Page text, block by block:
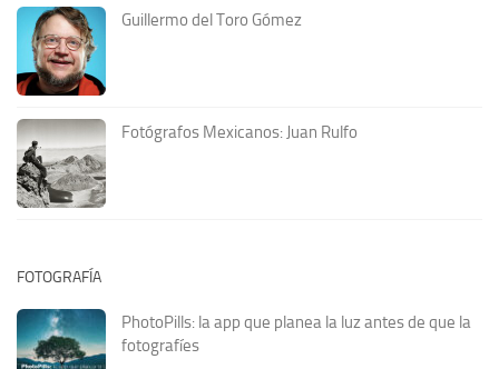
Guillermo del Toro Gómez
Fotógrafos Mexicanos: Juan Rulfo
FOTOGRAFÍA
PhotoPills: la app que planea la luz antes de que la
fotografíes